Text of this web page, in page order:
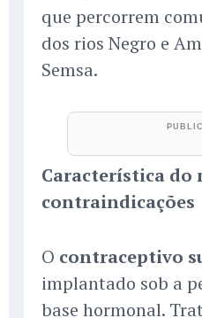
que percorrem
dos rios Negro e
Semsa.
Característica do
contraindicações
O contraceptivo
implantado sob a
base hormonal.